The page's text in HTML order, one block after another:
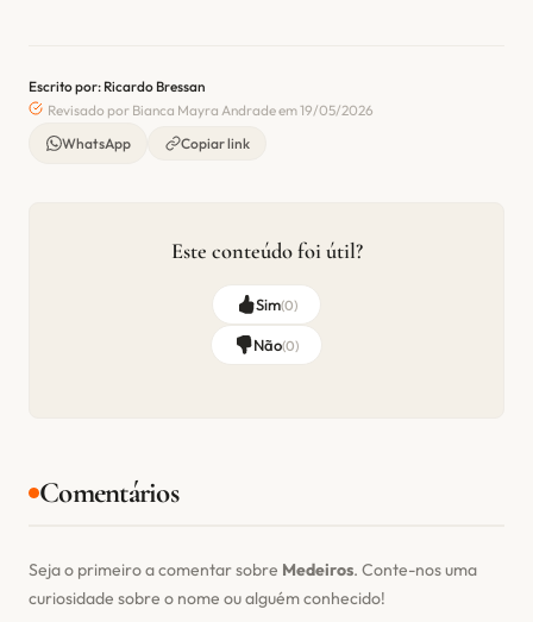
Escrito por: Ricardo Bressan
Revisado por Bianca Mayra Andrade em 19/05/2026
WhatsApp
Copiar link
Este conteúdo foi útil?
Sim(0)
Não(0)
Comentários
Seja o primeiro a comentar sobre Medeiros. Conte-nos uma
curiosidade sobre o nome ou alguém conhecido!